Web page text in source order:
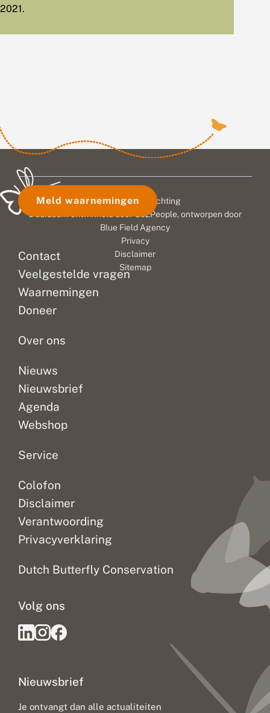
2021.
Contact
Veelgestelde vragen
Waarnemingen
Doneer
Over ons
Nieuws
Nieuwsbrief
Agenda
Webshop
Service
Colofon
Disclaimer
Verantwoording
Privacyverklaring
Dutch Butterfly Conservation
Nieuwsbrief
Je ontvangt dan alle actualiteiten
Volg ons
Meld waarnemingen
© 2026 Vlinderstichting
Duurzaam ontwikkeld door
Go2People, ontworpen door
Blue Field Agency
Privacy
Disclaimer
Sitemap